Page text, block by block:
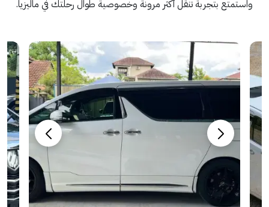
واستمتع بتجربة تنقل أكثر مرونة وخصوصية طوال رحلتك في ماليزيا.